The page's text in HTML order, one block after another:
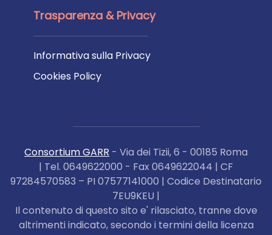
Trasparenza & Privacy
Informativa sulla Privacy
Cookies Policy
Consortium GARR - Via dei Tizii, 6 - 00185 Roma
| Tel. 0649622000 - Fax 0649622044 | CF
97284570583 – PI 07577141000 | Codice Destinatario
7EU9KEU |
Il contenuto di questo sito e' rilasciato, tranne dove
altrimenti indicato, secondo i termini della licenza